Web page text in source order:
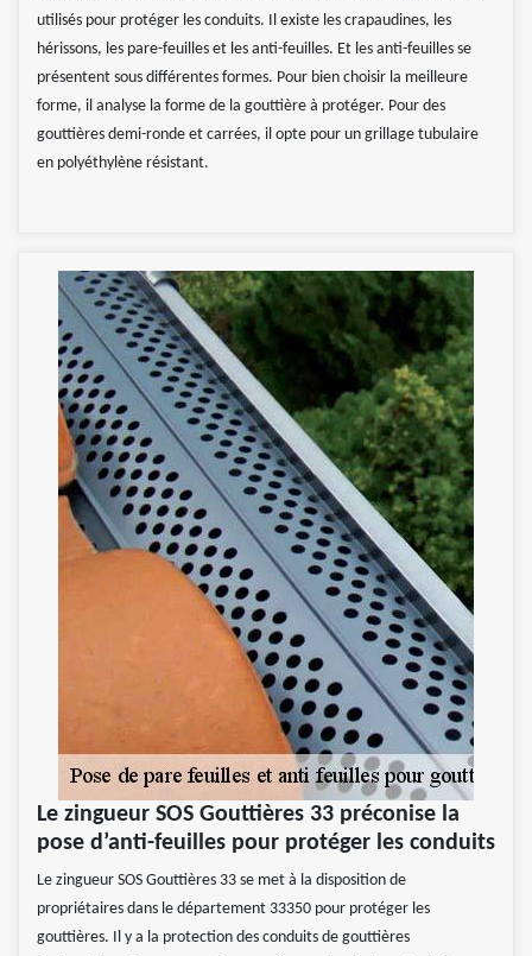
utilisés pour protéger les conduits. Il existe les crapaudines, les
hérissons, les pare-feuilles et les anti-feuilles. Et les anti-feuilles se
présentent sous différentes formes. Pour bien choisir la meilleure
forme, il analyse la forme de la gouttière à protéger. Pour des
gouttières demi-ronde et carrées, il opte pour un grillage tubulaire
en polyéthylène résistant.
Le zingueur SOS Gouttières 33 préconise la
pose d’anti-feuilles pour protéger les conduits
Le zingueur SOS Gouttières 33 se met à la disposition de
propriétaires dans le département 33350 pour protéger les
gouttières. Il y a la protection des conduits de gouttières